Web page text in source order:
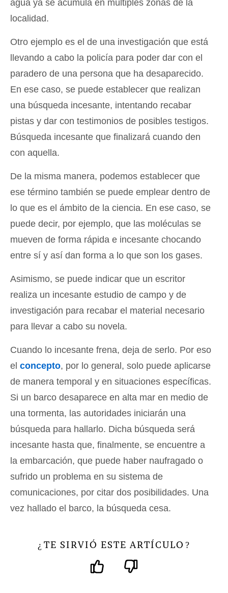
agua ya se acumula en múltiples zonas de la
localidad.
Otro ejemplo es el de una investigación que está
llevando a cabo la policía para poder dar con el
paradero de una persona que ha desaparecido.
En ese caso, se puede establecer que realizan
una búsqueda incesante, intentando recabar
pistas y dar con testimonios de posibles testigos.
Búsqueda incesante que finalizará cuando den
con aquella.
De la misma manera, podemos establecer que
ese término también se puede emplear dentro de
lo que es el ámbito de la ciencia. En ese caso, se
puede decir, por ejemplo, que las moléculas se
mueven de forma rápida e incesante chocando
entre sí y así dan forma a lo que son los gases.
Asimismo, se puede indicar que un escritor
realiza un incesante estudio de campo y de
investigación para recabar el material necesario
para llevar a cabo su novela.
Cuando lo incesante frena, deja de serlo. Por eso
el concepto, por lo general, solo puede aplicarse
de manera temporal y en situaciones específicas.
Si un barco desaparece en alta mar en medio de
una tormenta, las autoridades iniciarán una
búsqueda para hallarlo. Dicha búsqueda será
incesante hasta que, finalmente, se encuentre a
la embarcación, que puede haber naufragado o
sufrido un problema en su sistema de
comunicaciones, por citar dos posibilidades. Una
vez hallado el barco, la búsqueda cesa.
¿ TE SIRVIÓ ESTE ARTÍCULO ?